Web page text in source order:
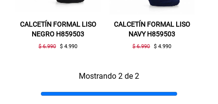
CALCETÍN FORMAL LISO
NEGRO H859503
$ 6.990 $ 4.990
CALCETÍN FORMAL LISO
NAVY H859503
$ 6.990 $ 4.990
Mostrando 2 de 2
Gracias por inscribirte!